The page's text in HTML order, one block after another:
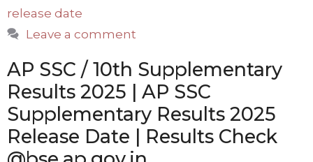
release date
Leave a comment
AP SSC / 10th Supplementary
Results 2025 | AP SSC
Supplementary Results 2025
Release Date | Results Check